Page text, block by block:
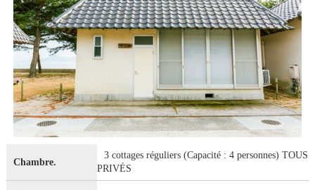
Chambre.
3 cottages réguliers (Capacité : 4 personnes) TOUS
PRIVÉS